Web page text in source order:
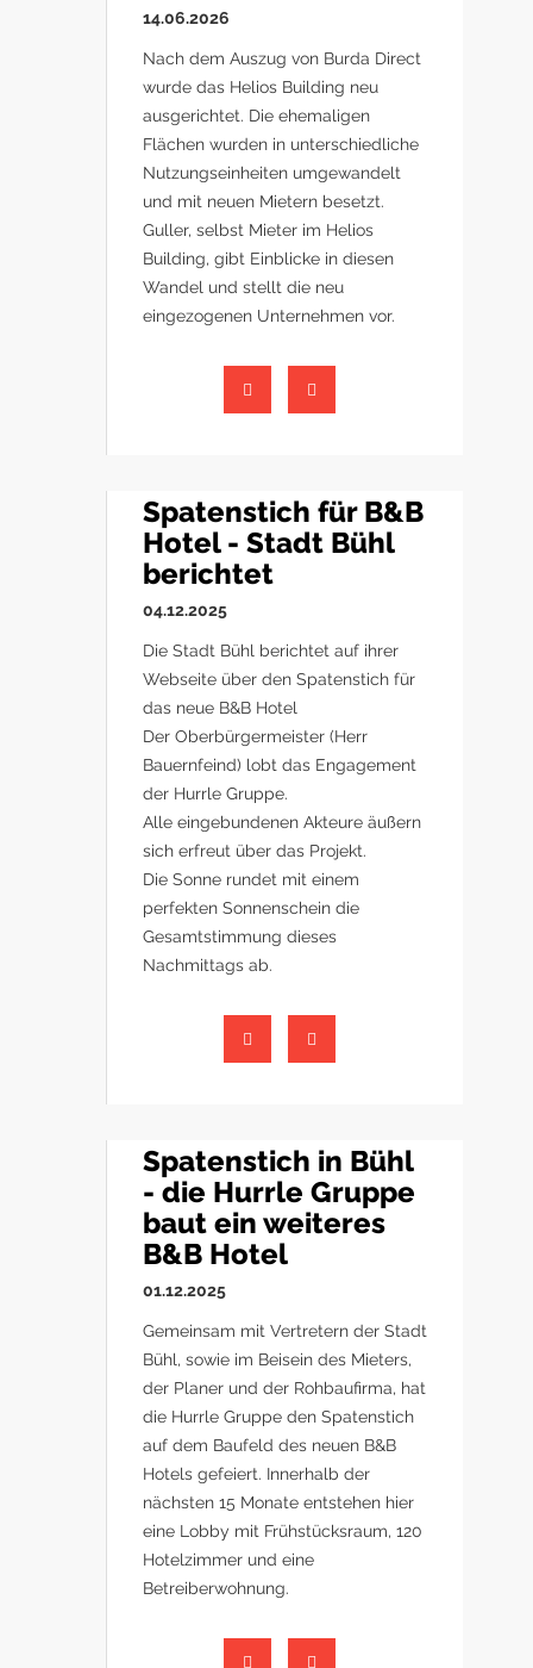
14.06.2026
Nach dem Auszug von Burda Direct
wurde das Helios Building neu
ausgerichtet. Die ehemaligen
Flächen wurden in unterschiedliche
Nutzungseinheiten umgewandelt
und mit neuen Mietern besetzt.
Guller, selbst Mieter im Helios
Building, gibt Einblicke in diesen
Wandel und stellt die neu
eingezogenen Unternehmen vor.
Spatenstich für B&B
Hotel - Stadt Bühl
berichtet
04.12.2025
Die Stadt Bühl berichtet auf ihrer
Webseite über den Spatenstich für
das neue B&B Hotel
Der Oberbürgermeister (Herr
Bauernfeind) lobt das Engagement
der Hurrle Gruppe.
Alle eingebundenen Akteure äußern
sich erfreut über das Projekt.
Die Sonne rundet mit einem
perfekten Sonnenschein die
Gesamtstimmung dieses
Nachmittags ab.
Spatenstich in Bühl
- die Hurrle Gruppe
baut ein weiteres
B&B Hotel
01.12.2025
Gemeinsam mit Vertretern der Stadt
Bühl, sowie im Beisein des Mieters,
der Planer und der Rohbaufirma, hat
die Hurrle Gruppe den Spatenstich
auf dem Baufeld des neuen B&B
Hotels gefeiert. Innerhalb der
nächsten 15 Monate entstehen hier
eine Lobby mit Frühstücksraum, 120
Hotelzimmer und eine
Betreiberwohnung.